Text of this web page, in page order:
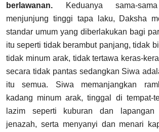
berlawanan. Keduanya sama-
menjunjung tinggi tapa laku, Daksha
standar umum yang diberlakukan bagi
itu seperti tidak berambut panjang, tidak
tidak minum arak, tidak tertawa keras-
secara tidak pantas sedangkan Siwa
itu semua. Siwa memanjangkan
kadang minum arak, tinggal di tempat-
lazim seperti kuburan dan lapangan
jenazah, serta menyanyi dan menari